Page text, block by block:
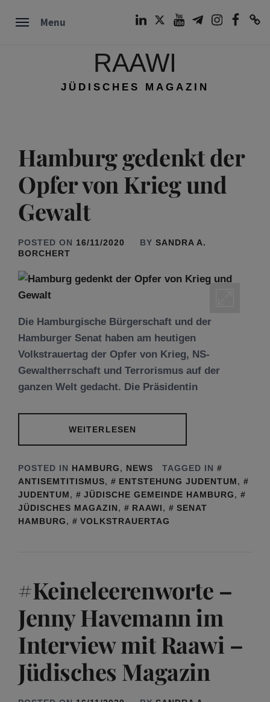
Menu
RAAWI
JÜDISCHES MAGAZIN
Hamburg gedenkt der
Opfer von Krieg und
Gewalt
POSTED ON 16/11/2020 BY SANDRA A.
BORCHERT
Die Hamburgische Bürgerschaft und der
Hamburger Senat haben am heutigen
Volkstrauertag der Opfer von Krieg, NS-
Gewaltherrschaft und Terrorismus auf der
ganzen Welt gedacht. Die Präsidentin
WEITERLESEN
POSTED IN HAMBURG, NEWS
TAGGED IN
ANTISEMTITISMUS, ENTSTEHUNG JUDENTUM,
JUDENTUM, JÜDISCHE GEMEINDE HAMBURG,
JÜDISCHES MAGAZIN, RAAWI,
SENAT
HAMBURG, VOLKSTRAUERTAG
#Keineleerenworte –
Jenny Havemann im
Interview mit Raawi –
Jüdisches Magazin